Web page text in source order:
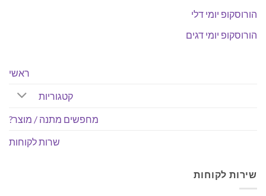
הורוסקופ יומי דלי
הורוסקופ יומי דגים
ראשי
קטגוריות
מחפשים מתנה / מוצר?
שרות לקוחות
שירות לקוחות